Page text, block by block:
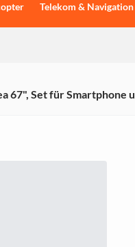
Telekom & Navigation
67", Set für Smartphone